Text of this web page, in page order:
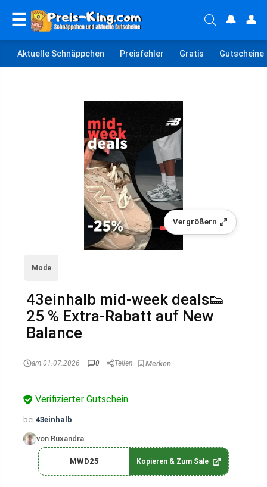
☰ 🔔 👤
Aktuelle Schnäppchen Preisfehler Gratis Gutscheine
Vergrößern
Mode
43einhalb mid-week deals👟
25 % Extra-Rabatt auf New
Balance
am 01.07.2026 0 Teilen
Verifizierter Gutschein
bei 43einhalb
von Ruxandra
MWD25 Kopieren & Zum Sale